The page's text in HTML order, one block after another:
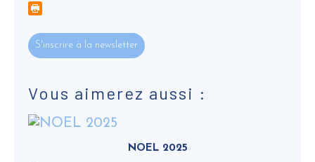
S'inscrire à la newsletter
Vous aimerez aussi :
NOEL 2025